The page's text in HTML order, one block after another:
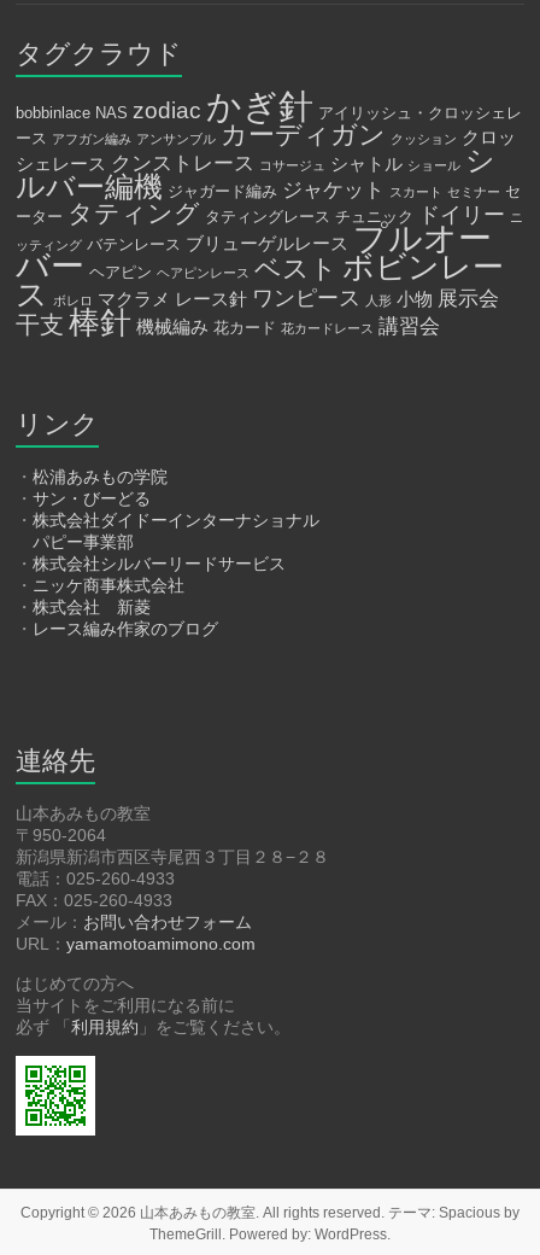
タグクラウド
bobbinlace NAS zodiac かぎ針 アイリッシュ・クロッシェレ
ース アフガン編み アンサンブル カーディガン クッション クロッ
シェレース クンストレース コサージュ シャトル ショール シ
ルバー編機 ジャガード編み ジャケット スカート セミナー セ
ーター タティング タティングレース チュニック ドイリー ニ
ッティング バテンレース ブリューゲルレース プルオー
バー ヘアピン ヘアピンレース ベスト ボビンレー
ス ボレロ マクラメ レース針 ワンピース 人形 小物 展示会
干支 棒針 機械編み 花カード 花カードレース 講習会
リンク
・松浦あみもの学院
・サン・びーどる
・株式会社ダイドーインターナショナル
パピー事業部
・株式会社シルバーリードサービス
・ ニッケ商事株式会社
・株式会社 新菱
・ レース編み作家のブログ
連絡先
山本あみもの教室
〒950-2064
新潟県新潟市西区寺尾西３丁目２８−２８
電話：025-260-4933
FAX：025-260-4933
メール： お問い合わせフォーム
URL：yamamotoamimono.com
はじめての方へ
当サイトをご利用になる前に
必ず 「利用規約 」をご覧ください。
Copyright © 2026 山本あみもの教室. All rights reserved. テーマ: Spaciousby
ThemeGrill. Powered by: WordPress.